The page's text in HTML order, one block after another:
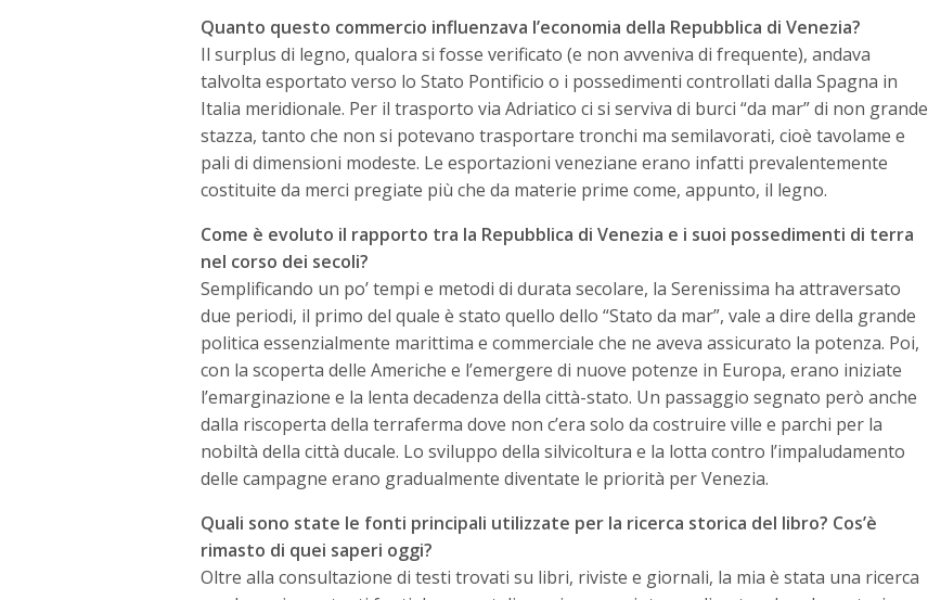
Quanto questo commercio influenzava l’economia della Repubblica di Venezia?
Il surplus di legno, qualora si fosse verificato (e non avveniva di frequente), andava
talvolta esportato verso lo Stato Pontificio o i possedimenti controllati dalla Spagna in
Italia meridionale. Per il trasporto via Adriatico ci si serviva di burci “da mar” di non grande
stazza, tanto che non si potevano trasportare tronchi ma semilavorati, cioè tavolame e
pali di dimensioni modeste. Le esportazioni veneziane erano infatti prevalentemente
costituite da merci pregiate più che da materie prime come, appunto, il legno.
Come è evoluto il rapporto tra la Repubblica di Venezia e i suoi possedimenti di terra
nel corso dei secoli?
Semplificando un po’ tempi e metodi di durata secolare, la Serenissima ha attraversato
due periodi, il primo del quale è stato quello dello “Stato da mar”, vale a dire della grande
politica essenzialmente marittima e commerciale che ne aveva assicurato la potenza. Poi,
con la scoperta delle Americhe e l’emergere di nuove potenze in Europa, erano iniziate
l’emarginazione e la lenta decadenza della città-stato. Un passaggio segnato però anche
dalla riscoperta della terraferma dove non c’era solo da costruire ville e parchi per la
nobiltà della città ducale. Lo sviluppo della silvicoltura e la lotta contro l’impaludamento
delle campagne erano gradualmente diventate le priorità per Venezia.
Quali sono state le fonti principali utilizzate per la ricerca storica del libro? Cos’è
rimasto di quei saperi oggi?
Oltre alla consultazione di testi trovati su libri, riviste e giornali, la mia è stata una ricerca